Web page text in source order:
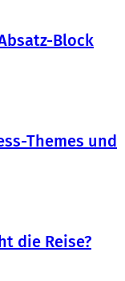
Block
Themes und
die Reise?